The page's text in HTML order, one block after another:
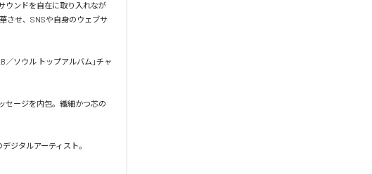
ウンドを自在に取り入れなが
させ、SNSや自身のウェブサ
／ソウル トップアルバム」チャ
セージを内包。繊細かつ芯の
ジタルアーティスト。